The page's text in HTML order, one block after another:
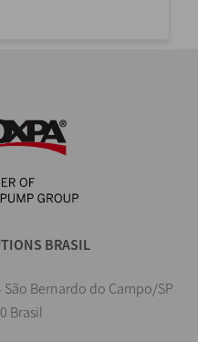
BRASIL
São Bernardo do Campo/SP
Brasil